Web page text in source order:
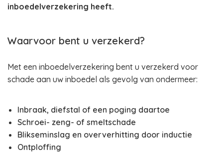
inboedelverzekering heeft.
Waarvoor bent u verzekerd?
Met een inboedelverzekering bent u verzekerd voor
schade aan uw inboedel als gevolg van ondermeer:
Inbraak, diefstal of een poging daartoe
Schroei- zeng- of smeltschade
Blikseminslag en oververhitting door inductie
Ontploffing